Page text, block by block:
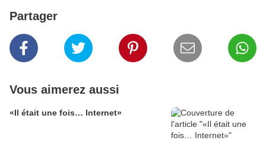
Partager
Vous aimerez aussi
«Il était une fois… Internet»